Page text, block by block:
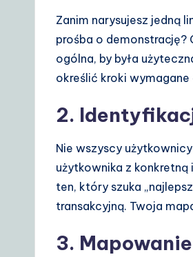
Zanim narysujesz jedną
prośba o demonstrację?
ogólna, by była
określić kroki
2.
Nie wszyscy
użytkownika z konkretną
ten, który szuka
transakcyjną. Twoja
3.